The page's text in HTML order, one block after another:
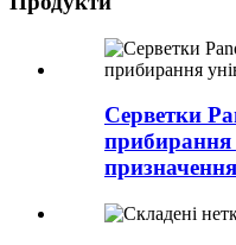
Серветки
прибирання
призначення